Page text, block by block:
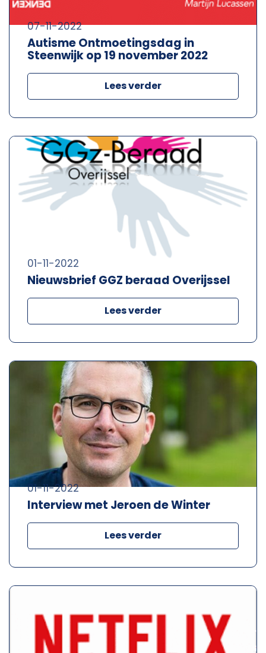
Autisme Ontmoetingsdag in
Steenwijk op 19 november 2022
07-11-2022
Lees verder
Nieuwsbrief GGZ beraad Overijssel
01-11-2022
Lees verder
Interview met Jeroen de Winter
01-11-2022
Lees verder